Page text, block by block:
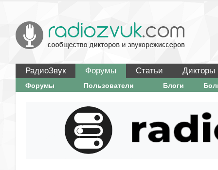
РадиоЗвук Форумы Статьи Дикторы
Форумы Пользователи Блоги